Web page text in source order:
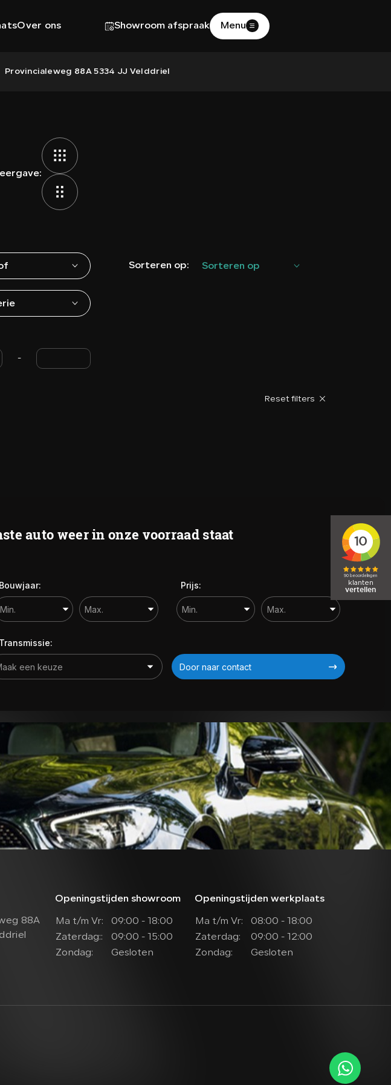
Over ons Showroom afspraak Menu
Provincialeweg 88A 5334 JJ Velddriel
OVER ONS
-
Sorteren op: Sorteren op
Reset filters
auto weer in onze voorraad staat
Bouwjaar: Prijs:
Transmissie:
Door naar contact
88A
Openingstijden showroom
Ma t/m Vr:
09:00 - 18:00
Zaterdag::
09:00 - 15:00
Zondag:
Gesloten
Openingstijden werkplaats
Ma t/m Vr:
08:00 - 18:00
Zaterdag:
09:00 - 12:00
Zondag:
Gesloten